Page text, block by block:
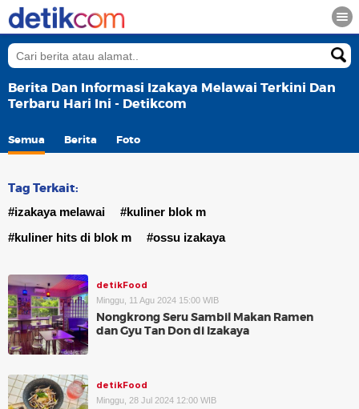
Berita Dan Informasi Izakaya Melawai Terkini Dan
Terbaru Hari Ini - Detikcom
Semua Berita Foto
Tag Terkait:
#izakaya melawai
#kuliner blok m
#kuliner hits di blok m
#ossu izakaya
detikFood
Minggu, 11 Agu 2024 15:00 WIB
Nongkrong Seru Sambil Makan Ramen
dan Gyu Tan Don di Izakaya
detikFood
Minggu, 28 Jul 2024 12:00 WIB